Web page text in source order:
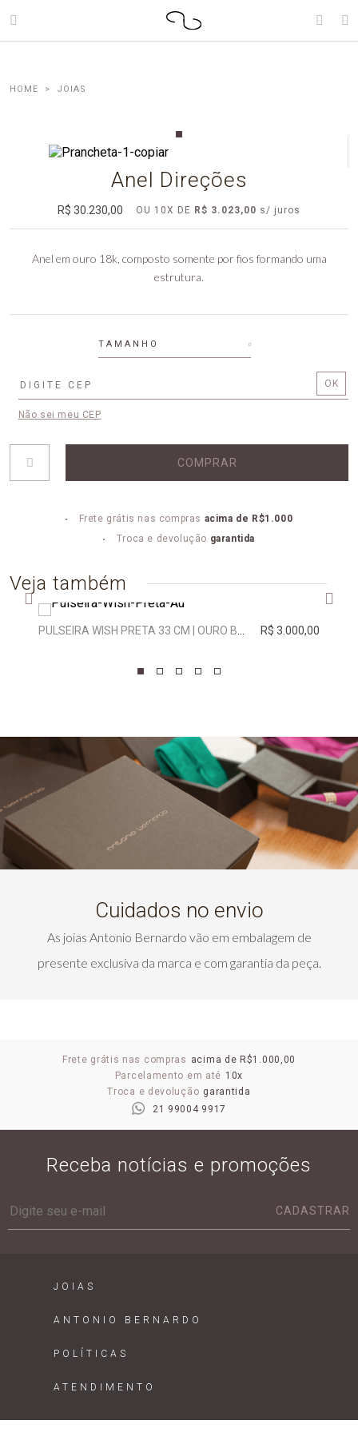
JOIAS
Anel Direções
R$ 30.230,00 OU 10X DE R$ 3.023,00
Anel em ouro 18k, composto somente por fios formando uma
estrutura.
TAMANHO
Não sei meu CEP
COMPRAR
Frete grátis nas compras acima de R$1.000
Troca e devolução garantida
Veja também
R$ 3.000,00
Cuidados no envio
As joias Antonio Bernardo vão em embalagem de
presente exclusiva da marca e com garantia da peça.
Frete grátis nas compras acima de R$1.000,00
Parcelamento em até 10x
Troca e devolução garantida
21 99004 9917
Receba notícias e promoções
CADASTRAR
JOIAS
ANTONIO BERNARDO
POLÍTICAS
ATENDIMENTO